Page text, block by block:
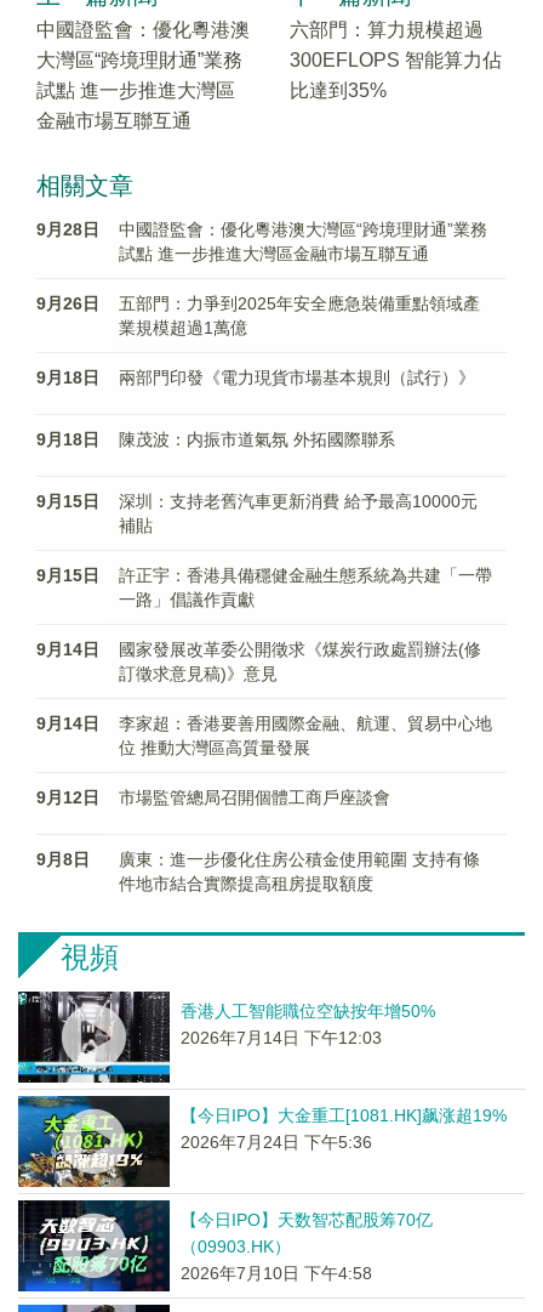
中國證監會：優化粵港澳
大灣區“跨境理財通”業務
試點 進一步推進大灣區
金融市場互聯互通
六部門：算力規模超過
300EFLOPS 智能算力佔
比達到35%
相關文章
9月28日
中國證監會：優化粵港澳大灣區“跨境理財通”業務
試點 進一步推進大灣區金融市場互聯互通
9月26日
五部門：力爭到2025年安全應急裝備重點領域產
業規模超過1萬億
9月18日 兩部門印發《電力現貨市場基本規則（試行）》
9月18日 陳茂波：内振市道氣氛 外拓國際聯系
9月15日
深圳：支持老舊汽車更新消費 給予最高10000元
補貼
9月15日
許正宇：香港具備穩健金融生態系統為共建「一帶
一路」倡議作貢獻
9月14日
國家發展改革委公開徵求《煤炭行政處罰辦法(修
訂徵求意見稿)》意見
9月14日
李家超：香港要善用國際金融、航運、貿易中心地
位 推動大灣區高質量發展
9月12日 市場監管總局召開個體工商戶座談會
9月8日
廣東：進一步優化住房公積金使用範圍 支持有條
件地市結合實際提高租房提取額度
視頻
香港人工智能職位空缺按年增50%
2026年7月14日 下午12:03
【今日IPO】大金重工[1081.HK]飙涨超19%
2026年7月24日 下午5:36
【今日IPO】天数智芯配股筹70亿
（09903.HK）
2026年7月10日 下午4:58